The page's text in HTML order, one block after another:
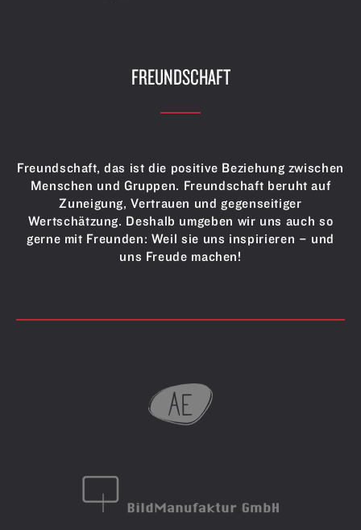
FREUNDSCHAFT
Freundschaft, das ist die positive Beziehung zwischen
Menschen und Gruppen. Freundschaft beruht auf
Zuneigung, Vertrauen und gegenseitiger
Wertschätzung. Deshalb umgeben wir uns auch so
gerne mit Freunden: Weil sie uns inspirieren – und
uns Freude machen!